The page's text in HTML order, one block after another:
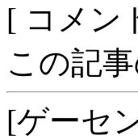
[ コメン
この記
[ゲーセ